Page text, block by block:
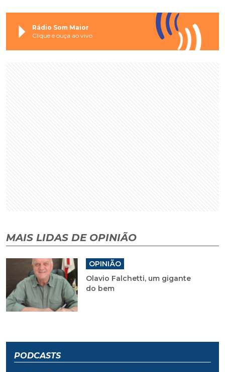
Rádio Som Maior
Clique e ouça ao vivo
MAIS LIDAS DE OPINIÃO
OPINIÃO
Olavio Falchetti, um gigante
do bem
PODCASTS